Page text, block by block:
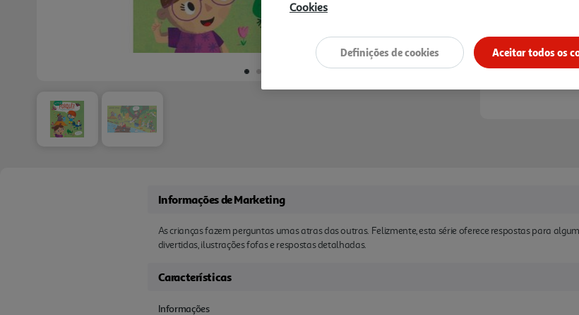
Informações de Marketing
As crianças fazem perguntas umas atras das outras. Felizmente, esta série oferece respostas para
divertidas, ilustrações fofas e respostas detalhadas.
Características
Informações
Cookies
Aceitar todos os
Definições de cookies